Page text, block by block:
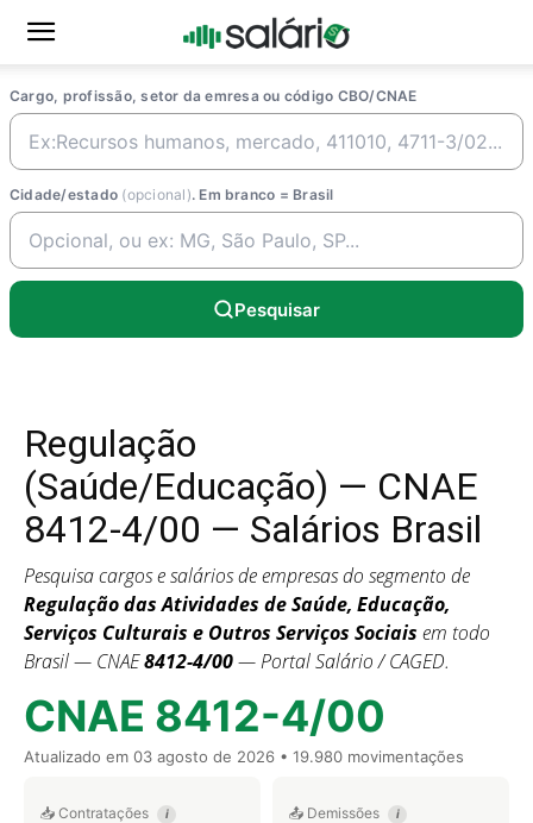
Cargo, profissão, setor da emresa ou código CBO/CNAE
Cidade/estado (opcional). Em branco = Brasil
Pesquisar
Regulação
(Saúde/Educação) — CNAE
8412-4/00 — Salários Brasil
Pesquisa cargos e salários de empresas do segmento de
Regulação das Atividades de Saúde, Educação,
Serviços Culturais e Outros Serviços Sociais em todo
Brasil — CNAE8412-4/00— Portal Salário / CAGED.
CNAE 8412-4/00
Atualizado em 03 agosto de 2026 • 19.980 movimentações
📥 Contratações i 📤 Demissões i